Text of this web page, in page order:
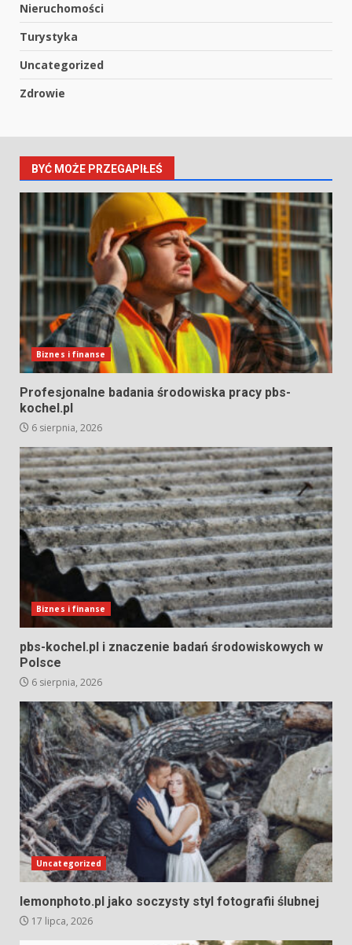
Nieruchomości
Turystyka
Uncategorized
Zdrowie
BYĆ MOŻE PRZEGAPIŁEŚ
Biznes i finanse
Profesjonalne badania środowiska pracy pbs-
kochel.pl
6 sierpnia, 2026
Biznes i finanse
pbs-kochel.pl i znaczenie badań środowiskowych w
Polsce
6 sierpnia, 2026
Uncategorized
lemonphoto.pl jako soczysty styl fotografii ślubnej
17 lipca, 2026